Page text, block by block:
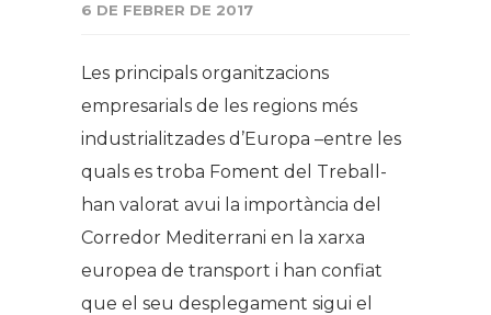
6 DE FEBRER DE 2017
Les principals organitzacions
empresarials de les regions més
industrialitzades d’Europa –entre les
quals es troba Foment del Treball-
han valorat avui la importància del
Corredor Mediterrani en la xarxa
europea de transport i han confiat
que el seu desplegament sigui el